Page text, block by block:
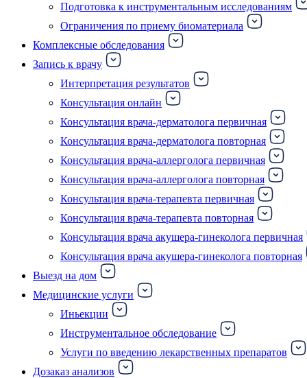
Подготовка к инструментальным исследованиям
Ограничения по приему биоматериала
Комплексные обследования
Запись к врачу
Интерпретация результатов
Консультация онлайн
Консультация врача-дерматолога первичная
Консультация врача-дерматолога повторная
Консультация врача-аллерголога первичная
Консультация врача-аллерголога повторная
Консультация врача-терапевта первичная
Консультация врача-терапевта повторная
Консультация врача акушера-гинеколога первичная
Консультация врача акушера-гинеколога повторная
Выезд на дом
Медицинские услуги
Иньекции
Инструментальное обследование
Услуги по введению лекарственных препаратов
Дозаказ анализов